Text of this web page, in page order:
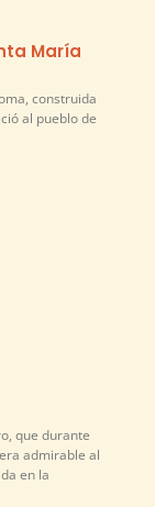
María
construida
al pueblo de
que durante
admirable al
en la